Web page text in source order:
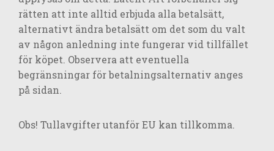
rätten att inte alltid erbjuda alla betalsätt,
alternativt ändra betalsätt om det som du valt
av någon anledning inte fungerar vid tillfället
för köpet. Observera att eventuella
begränsningar för betalningsalternativ anges
på sidan.
Obs! Tullavgifter utanför EU kan tillkomma.